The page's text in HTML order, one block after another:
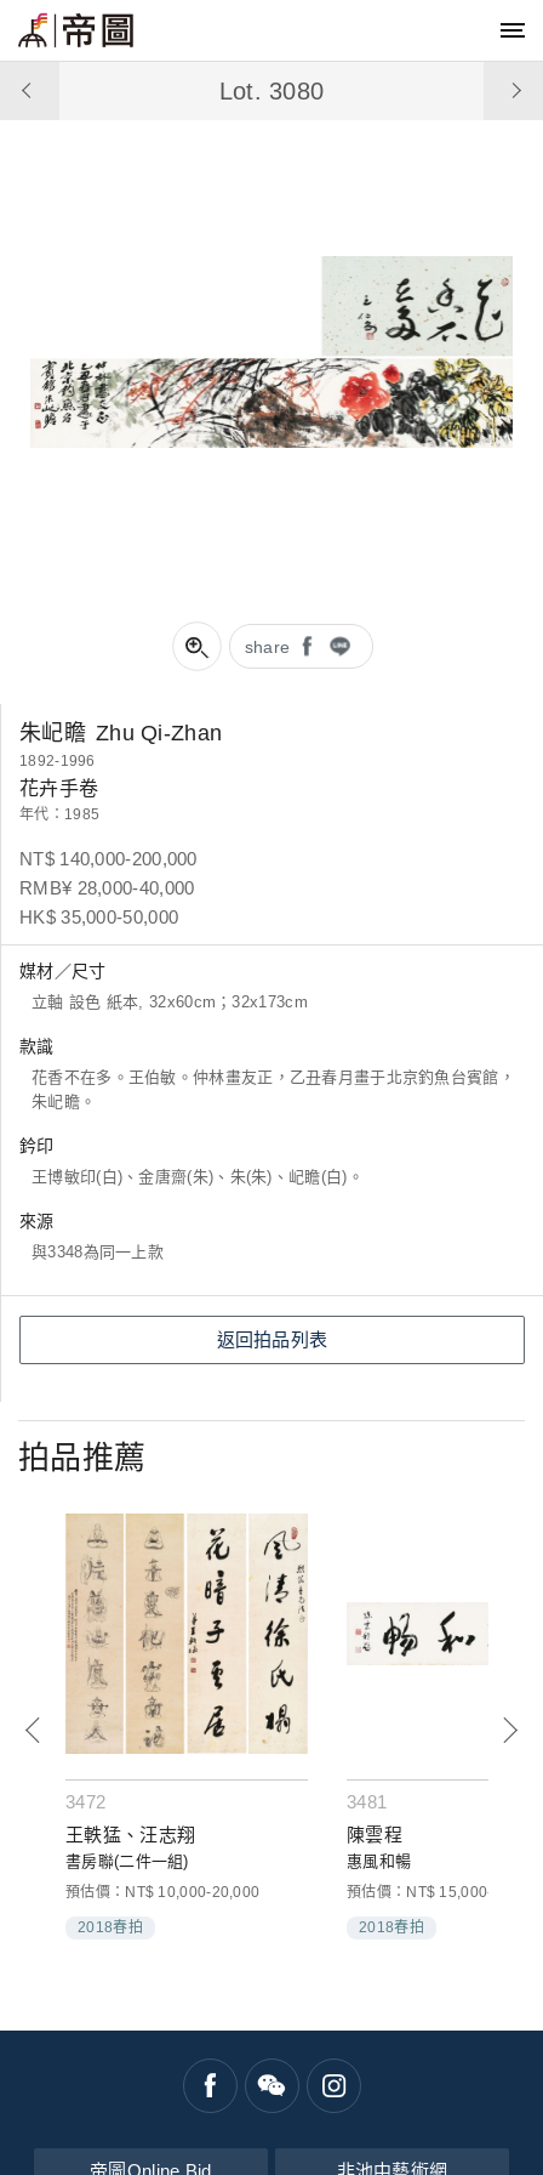
share
Lot. 3080
朱屺瞻 Zhu Qi-Zhan
1892-1996
花卉手卷
年代：1985
NT$ 140,000-200,000
RMB¥ 28,000-40,000
HK$ 35,000-50,000
媒材／尺寸
立軸 設色 紙本, 32x60cm；32x173cm
款識
花香不在多。王伯敏。仲林畫友正，乙丑春月畫于北京釣魚台賓館，
朱屺瞻。
鈐印
王博敏印(白)、金唐齋(朱)、朱(朱)、屺瞻(白)。
來源
與3348為同一上款
返回拍品列表
拍品推薦
3472
王軼猛、汪志翔
書房聯(二件一組)
預估價：NT$ 10,000-20,000
2018春拍
3481
陳雲程
惠風和暢
預估價：NT$ 15,000-30,000
2018春拍
帝圖Online Bid 非池中藝術網